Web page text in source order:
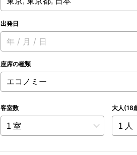
出発日
年 / 月 / 日
座席の種類
客室数 大人(18